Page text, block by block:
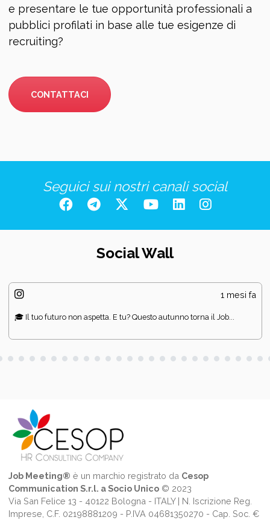
e presentare le tue opportunità professionali a
pubblici profilati in base alle tue esigenze di
recruiting?
CONTATTACI
Seguici sui nostri canali social
Social Wall
1 mesi fa
🎓 Il tuo futuro non aspetta. E tu? Questo autunno torna il Job...
Job Meeting® è un marchio registrato da Cesop
Communication S.r.l. a Socio Unico© 2023
Via San Felice 13 - 40122 Bologna - ITALY | N. Iscrizione Reg.
Imprese, C.F. 02198881209 - P.IVA 04681350270 - Cap. Soc. €